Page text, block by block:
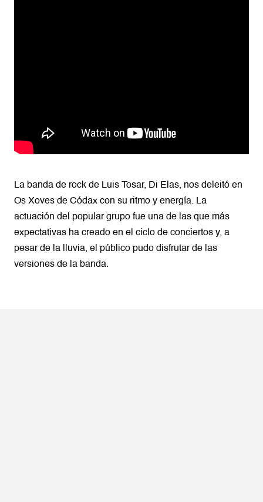
La banda de rock de Luis Tosar, Di Elas, nos deleitó en
Os Xoves de Códax con su ritmo y energía. La
actuación del popular grupo fue una de las que más
expectativas ha creado en el ciclo de conciertos y, a
pesar de la lluvia, el público pudo disfrutar de las
versiones de la banda.